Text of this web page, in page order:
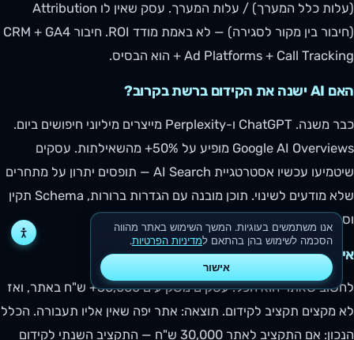
(עלות כלל המערך) / עלות המערך. עסק שאין לו Attribution
(חיבור בין מקור לסגירה) — לא באמת מודד ROI. חיבור CRM + GA4
+ Ad Platforms + Call Tracking הוא הבסיס.
האם AI ישנה את הקידום ברשת בקרוב?
כבר משנה. ChatGPT ו-Perplexity מייצרים מיליוני חיפושים ביום.
Google AI Overviews מופיע על 50%+ מהשאילתות. עסקים
שיטמיעו עכשיו אסטרטגיית AI Search — תופסים יתרון על מתחרים
שלא מודעים לשינוי. תוכן מובנה עם הגדרות ברורות, Schema תקין
וסמכות מקצועית — הבסיס לנראות ב-AI.
איזה טעות הכי יקרה לעסק בקידום ברשת?
לחשוב שאתר הוא הכל. עסקים משקיעים 30,000+ ש"ח באתר, ואז
לא מקצים תקציב לקידום. תוצאה: אתר יפה שאין אליו תעבורה. הכלל
הנכון: אם התקציב לאתר 30,000 ש"ח — התקציב השנתי לקידום
אנו משתמשים בעוגיות. המשך השימוש באתר מהווה
הסכמה לשימוש בהן בהתאם למדיניות הפרטיות.
אישור